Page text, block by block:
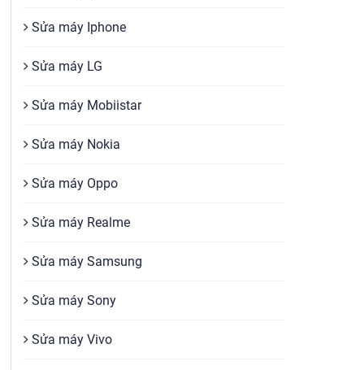
Sửa máy Iphone
Sửa máy LG
Sửa máy Mobiistar
Sửa máy Nokia
Sửa máy Oppo
Sửa máy Realme
Sửa máy Samsung
Sửa máy Sony
Sửa máy Vivo